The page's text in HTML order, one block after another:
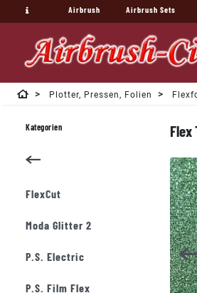
Airbrush Airbrush Sets
Plotter, Pressen, Folien
Flex
Kategorien
FlexCut
Moda Glitter 2
P.S. Electric
P.S. Film Flex